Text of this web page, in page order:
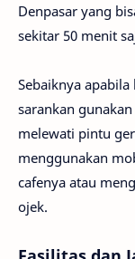
Denpasar yang
sekitar 50 menit
Sebaiknya
sarankan
melewati pintu
menggunakan
cafenya atau
ojek.